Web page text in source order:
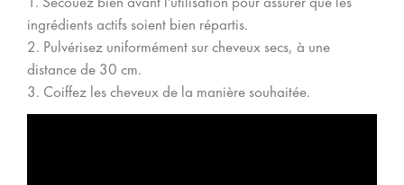
ingrédients actifs soient bien répartis.
2. Pulvérisez uniformément sur cheveux secs, à une
distance de 30 cm.
3. Coiffez les cheveux de la manière souhaitée.